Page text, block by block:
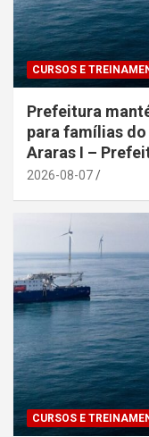
CURSOS E
Prefeitura
para famílias
Araras I –
2026-08-07
CURSOS E